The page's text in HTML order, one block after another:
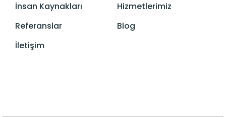
İnsan Kaynakları
Hizmetlerimiz
Referanslar
Blog
İletişim